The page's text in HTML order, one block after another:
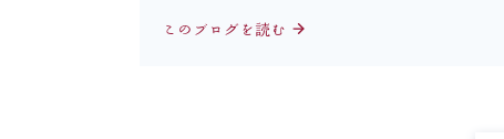
このブログを読む